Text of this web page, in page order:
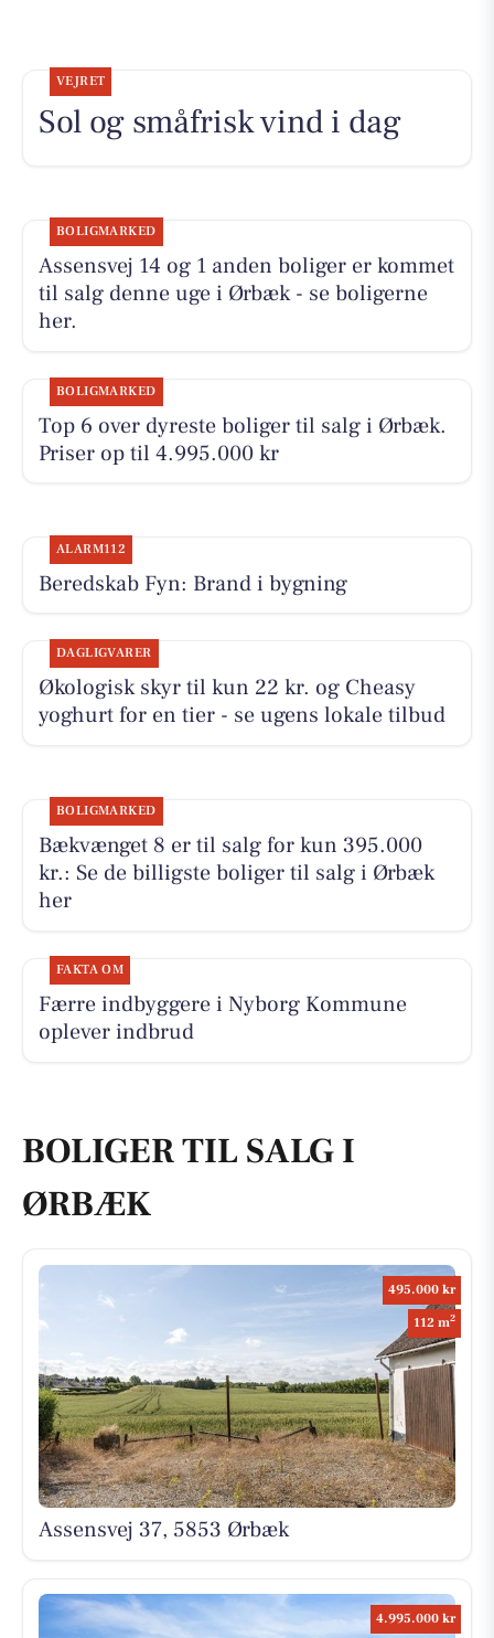
VEJRET
Sol og småfrisk vind i dag
BOLIGMARKED
Assensvej 14 og 1 anden boliger er kommet
til salg denne uge i Ørbæk - se boligerne
her.
BOLIGMARKED
Top 6 over dyreste boliger til salg i Ørbæk.
Priser op til 4.995.000 kr
ALARM112
Beredskab Fyn: Brand i bygning
DAGLIGVARER
Økologisk skyr til kun 22 kr. og Cheasy
yoghurt for en tier - se ugens lokale tilbud
BOLIGMARKED
Bækvænget 8 er til salg for kun 395.000
kr.: Se de billigste boliger til salg i Ørbæk
her
FAKTA OM
Færre indbyggere i Nyborg Kommune
oplever indbrud
BOLIGER TIL SALG I
ØRBÆK
495.000 kr
112 m2
Assensvej 37, 5853 Ørbæk
4.995.000 kr